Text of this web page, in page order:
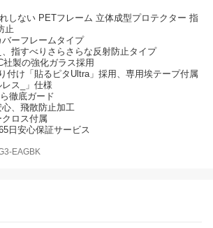
しない PETフレーム 立体成型プロテクター 指
止
バーフレームタイプ
、指すべりさらさらな反射防止タイプ
社製の強化ガラス採用
付け「貼るピタUltra」採用、専用埃テープ付属
レス_」仕様
徹底ガード
心、飛散防止加工
クロス付属
日安心保証サービス
EAGBK